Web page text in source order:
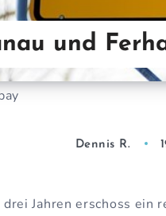
und
Dennis R.
Jahren erschoss ein